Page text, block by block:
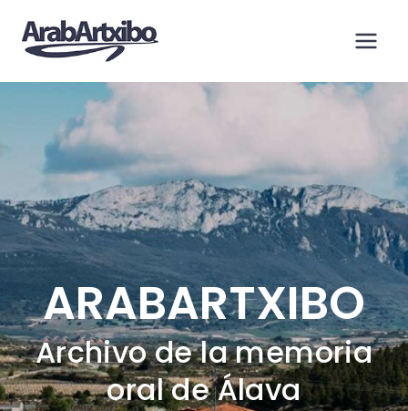
contenido
ARABARTXIBO
Archivo de la memoria
oral de Álava